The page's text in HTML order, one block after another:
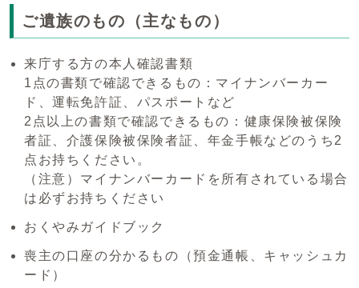
ご遺族のもの（主なもの）
来庁する方の本人確認書類
1点の書類で確認できるもの：マイナンバーカー
ド、運転免許証、パスポートなど
2点以上の書類で確認できるもの：健康保険被保険
者証、介護保険被保険者証、年金手帳などのうち2
点お持ちください。
（注意）マイナンバーカードを所有されている場合
は必ずお持ちください
おくやみガイドブック
喪主の口座の分かるもの（預金通帳、キャッシュカ
ード）